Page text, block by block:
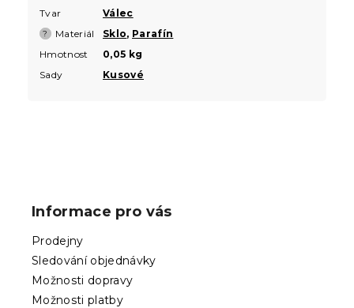
Tvar
Válec
? Materiál Sklo, Parafín
Hmotnost
0,05 kg
Sady
Kusové
Informace pro vás
Prodejny
Sledování objednávky
Možnosti dopravy
Možnosti platby